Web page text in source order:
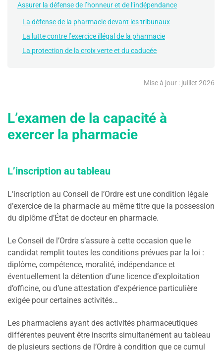
Assurer la défense de l’honneur et de l’indépendance
La défense de la pharmacie devant les tribunaux
La lutte contre l’exercice illégal de la pharmacie
La protection de la croix verte et du caducée
Mise à jour : juillet 2026
L’examen de la capacité à
exercer la pharmacie
L’inscription au tableau
L’inscription au Conseil de l’Ordre est une condition légale
d’exercice de la pharmacie au même titre que la possession
du diplôme d’État de docteur en pharmacie.
Le Conseil de l’Ordre s’assure à cette occasion que le
candidat remplit toutes les conditions prévues par la loi :
diplôme, compétence, moralité, indépendance et
éventuellement la détention d’une licence d’exploitation
d’officine, ou d’une attestation d’expérience particulière
exigée pour certaines activités…
Les pharmaciens ayant des activités pharmaceutiques
différentes peuvent être inscrits simultanément au tableau
de plusieurs sections de l’Ordre à condition que ce cumul